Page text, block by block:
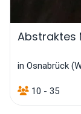
Abstraktes
in Osnabrück
10 - 35